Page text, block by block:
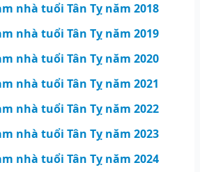
nhà tuổi Tân Tỵ năm 2018
nhà tuổi Tân Tỵ năm 2019
nhà tuổi Tân Tỵ năm 2020
nhà tuổi Tân Tỵ năm 2021
nhà tuổi Tân Tỵ năm 2022
nhà tuổi Tân Tỵ năm 2023
nhà tuổi Tân Tỵ năm 2024